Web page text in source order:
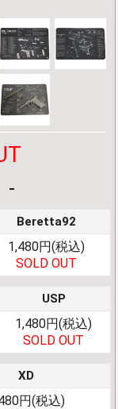
-
Beretta92
1,480円(税込)
SOLD OUT
USP
1,480円(税込)
SOLD OUT
XD
円(税込)